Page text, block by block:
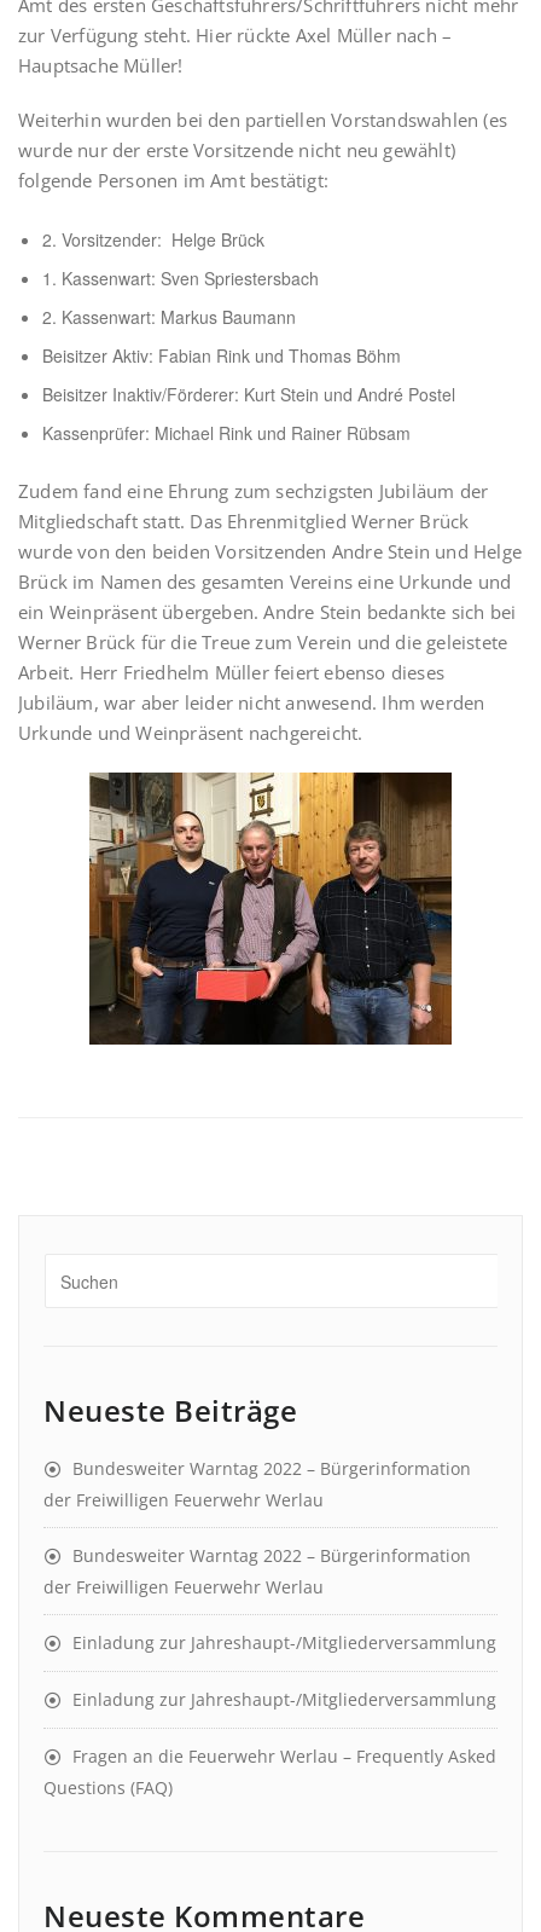
Amt des ersten Geschäftsführers/Schriftführers nicht mehr
zur Verfügung steht. Hier rückte Axel Müller nach –
Hauptsache Müller!
Weiterhin wurden bei den partiellen Vorstandswahlen (es
wurde nur der erste Vorsitzende nicht neu gewählt)
folgende Personen im Amt bestätigt:
2. Vorsitzender: Helge Brück
1. Kassenwart: Sven Spriestersbach
2. Kassenwart: Markus Baumann
Beisitzer Aktiv: Fabian Rink und Thomas Böhm
Beisitzer Inaktiv/Förderer: Kurt Stein und André Postel
Kassenprüfer: Michael Rink und Rainer Rübsam
Zudem fand eine Ehrung zum sechzigsten Jubiläum der
Mitgliedschaft statt. Das Ehrenmitglied Werner Brück
wurde von den beiden Vorsitzenden Andre Stein und Helge
Brück im Namen des gesamten Vereins eine Urkunde und
ein Weinpräsent übergeben. Andre Stein bedankte sich bei
Werner Brück für die Treue zum Verein und die geleistete
Arbeit. Herr Friedhelm Müller feiert ebenso dieses
Jubiläum, war aber leider nicht anwesend. Ihm werden
Urkunde und Weinpräsent nachgereicht.
Neueste Beiträge
Bundesweiter Warntag 2022 – Bürgerinformation
der Freiwilligen Feuerwehr Werlau
Bundesweiter Warntag 2022 – Bürgerinformation
der Freiwilligen Feuerwehr Werlau
Einladung zur Jahreshaupt-/Mitgliederversammlung
Einladung zur Jahreshaupt-/Mitgliederversammlung
Fragen an die Feuerwehr Werlau – Frequently Asked
Questions (FAQ)
Neueste Kommentare